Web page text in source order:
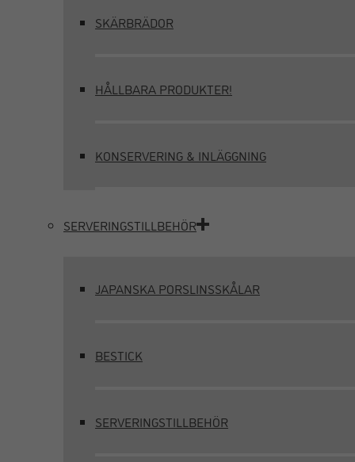
SKÄRBRÄDOR
HÅLLBARA PRODUKTER!
KONSERVERING & INLÄGGNING
SERVERINGSTILLBEHÖR
JAPANSKA PORSLINSSKÅLAR
BESTICK
SERVERINGSTILLBEHÖR